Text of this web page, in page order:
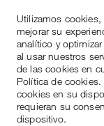
Utilizamos
mejorar su
analítico y
al usar nuestros
de las cookies en
Política de
cookies en su
requieran su
dispositivo.